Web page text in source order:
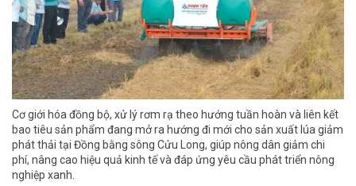
Cơ giới hóa đồng bộ, xử lý rơm rạ theo hướng tuần hoàn và liên kết
bao tiêu sản phẩm đang mở ra hướng đi mới cho sản xuất lúa giảm
phát thải tại Đồng bằng sông Cửu Long, giúp nông dân giảm chi
phí, nâng cao hiệu quả kinh tế và đáp ứng yêu cầu phát triển nông
nghiệp xanh.